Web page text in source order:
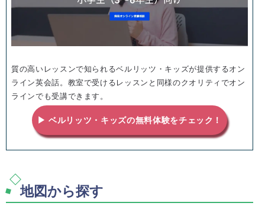
質の高いレッスンで知られるベルリッツ・キッズが提供するオン
ライン英会話。教室で受けるレッスンと同様のクオリティでオン
ラインでも受講できます。
▶ ベルリッツ・キッズの無料体験をチェック！
地図から探す